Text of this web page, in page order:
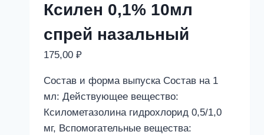
Ксилен 0,1% 10мл
спрей назальный
175,00 ₽
Состав и форма выпуска Состав на 1
мл: Действующее вещество:
Ксилометазолина гидрохлорид 0,5/1,0
мг, Вспомогательные вещества: